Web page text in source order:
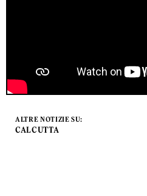
ALTRE NOTIZIE SU:
CALCUTTA